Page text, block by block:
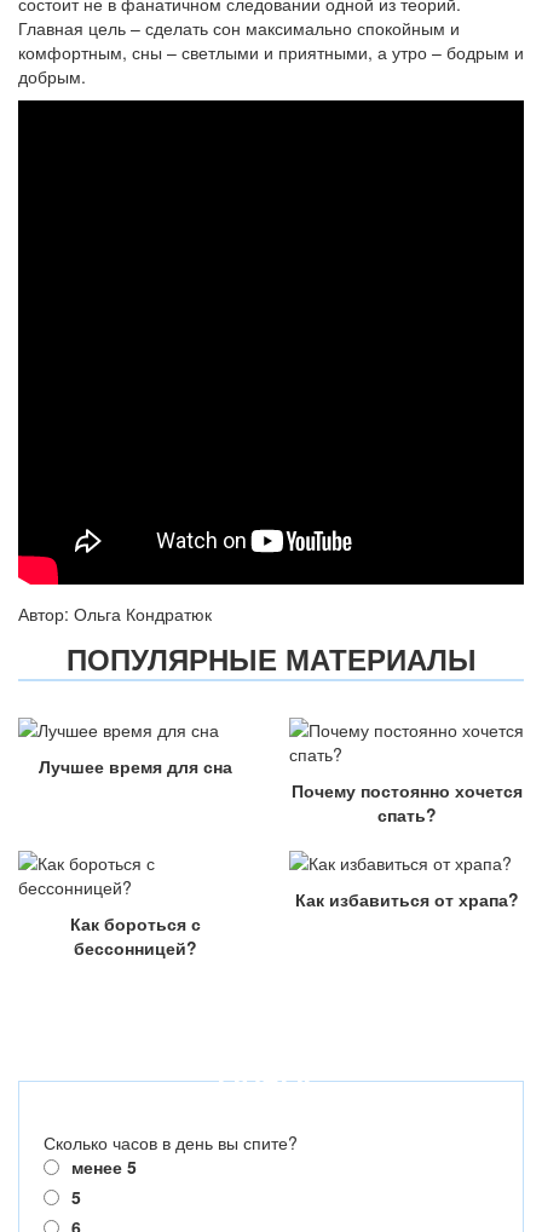
Главная цель – сделать сон максимально спокойным и
комфортным, сны – светлыми и приятными, а утро – бодрым и
добрым.
Автор: Ольга Кондратюк
ПОПУЛЯРНЫЕ МАТЕРИАЛЫ
Лучшее время для сна
Почему постоянно хочется
спать?
Как бороться с
бессонницей?
Как избавиться от храпа?
ОПРОС
Сколько часов в день вы спите?
менее 5
5
6